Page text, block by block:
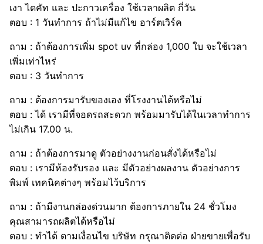
เงา ไดคัท และ ปะกาวเครื่อง ใช้เวลาผลิต กี่วัน
ตอบ : 1 วันทำการ ถ้าไม่มีแก้ไข อาร์ตเวิร์ค
ถาม : ถ้าต้องการเพิ่ม spot uv ที่กล่อง 1,000 ใบ จะใช้เวลา
เพิ่มเท่าไหร่
ตอบ : 3 วันทำการ
ถาม : ต้องการมารับของเอง ที่โรงงานได้หรือไม่
ตอบ : ได้ เรามีที่จอดรถสะดวก พร้อมมารับได้ในเวลาทำการ
ไม่เกิน 17.00 น.
ถาม : ถ้าต้องการมาดู ตัวอย่างงานก่อนสั่งได้หรือไม่
ตอบ : เรามีห้องรับรอง และ มีตัวอย่างผลงาน ตัวอย่างการ
พิมพ์ เทคนิคต่างๆ พร้อมไว้บริการ
ถาม : ถ้ามีงานกล่องด่วนมาก ต้องการภายใน 24 ชั่วโมง
คุณสามารถผลิตได้หรือไม่
ตอบ : ทำได้ ตามเงื่อนไข บริษัท กรุณาติดต่อ ฝ่ายขายเพื่อรับ